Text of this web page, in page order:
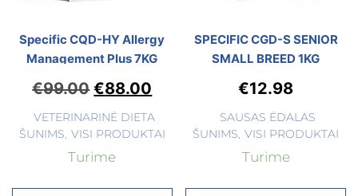
Specific CQD-HY Allergy
Management Plus 7KG
€99.00 €88.00
VETERINARINĖ DIETA
ŠUNIMS VISI PRODUKTAI
Turime
SPECIFIC CGD-S SENIOR
SMALL BREED 1KG
€12.98
SAUSAS ĖDALAS
ŠUNIMS VISI PRODUKTAI
Turime